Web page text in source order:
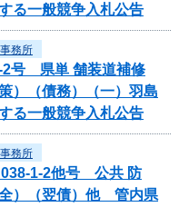
る一般競争入札公告
務所
-2号 県単 舗装道補修
）（債務）（一）羽島
る一般競争入札公告
務所
1-2他号 公共 防
）（翌債）他 管内県